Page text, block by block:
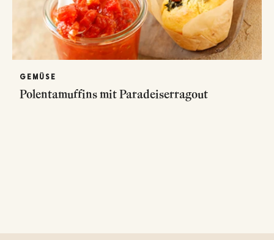
GEMÜSE
Polentamuffins mit Paradeiserragout